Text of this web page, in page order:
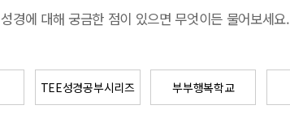
성경에 대해 궁금한 점이 있으면 무엇이든 물어보세요.
TEE성경공부시리즈 부부행복학교